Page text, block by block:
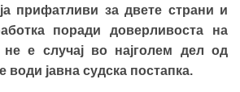
прифатливи за двете страни и
поради доверливоста на
не е случај во најголем дел од
води јавна судска постапка.